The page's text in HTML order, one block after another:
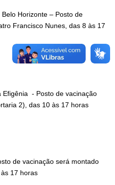
Horizonte – Posto de
Francisco Nunes, das 8 às 17
Efigênia - Posto de vacinação
2), das 10 às 17 horas
de vacinação será montado
17 horas